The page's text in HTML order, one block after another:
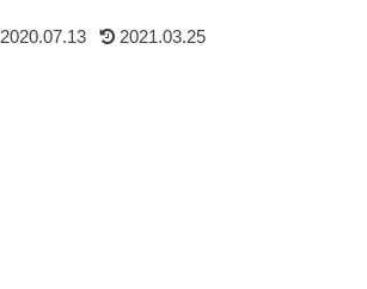
2020.07.13 2021.03.25